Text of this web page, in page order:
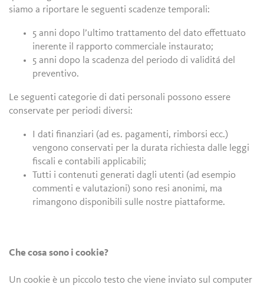
siamo a riportare le seguenti scadenze temporali:
5 anni dopo l’ultimo trattamento del dato effettuato
inerente il rapporto commerciale instaurato;
5 anni dopo la scadenza del periodo di validitá del
preventivo.
Le seguenti categorie di dati personali possono essere
conservate per periodi diversi:
I dati finanziari (ad es. pagamenti, rimborsi ecc.)
vengono conservati per la durata richiesta dalle leggi
fiscali e contabili applicabili;
Tutti i contenuti generati dagli utenti (ad esempio
commenti e valutazioni) sono resi anonimi, ma
rimangono disponibili sulle nostre piattaforme.
Che cosa sono i cookie?
Un cookie è un piccolo testo che viene inviato sul computer